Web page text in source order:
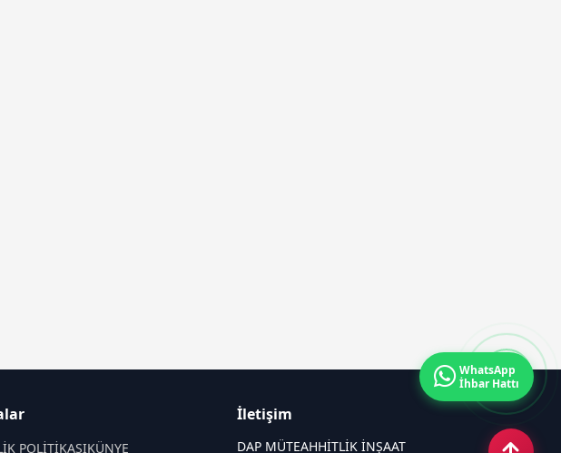
POLİTİKASIKÜNYE
İletişim
DAP MÜTEAHHİTLİK İNŞAAT
WhatsApp
İhbar Hattı